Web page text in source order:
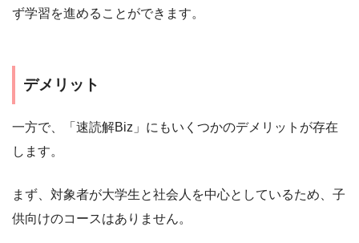
ず学習を進めることができます。
デメリット
一方で、「速読解Biz」にもいくつかのデメリットが存在
します。
まず、対象者が大学生と社会人を中心としているため、子
供向けのコースはありません。